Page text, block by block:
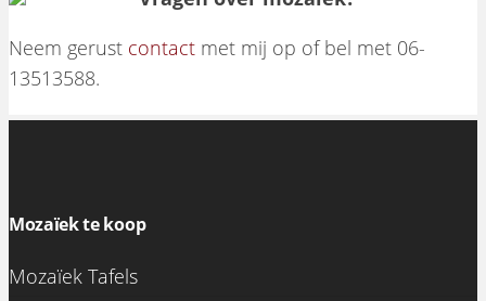
Neem gerust contact met mij op of bel met 06-
13513588.
Mozaïek te koop
Mozaïek Tafels